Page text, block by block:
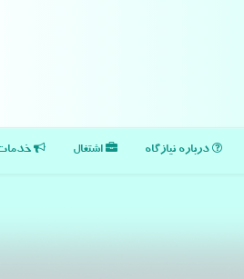
درباره نیازگاه اشتغال